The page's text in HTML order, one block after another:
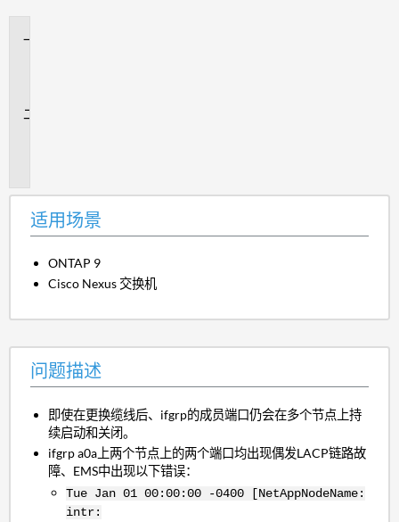
适用场景
ONTAP 9
Cisco Nexus 交换机
问题描述
即使在更换缆线后、ifgrp的成员端口仍会在多个节点上持
续启动和关闭。
ifgrp a0a上两个节点上的两个端口均出现偶发LACP链路故
障、EMS中出现以下错误：
Tue Jan 01 00:00:00 -0400 [NetAppNodeName:
intr: